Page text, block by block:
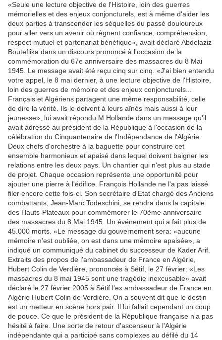
«Seule une lecture objective de l'Histoire, loin des guerres
mémorielles et des enjeux conjoncturels, est à même d'aider les
deux parties à transcender les séquelles du passé douloureux
pour aller vers un avenir où règnent confiance, compréhension,
respect mutuel et partenariat bénéfique», avait déclaré Abdelaziz
Bouteflika dans un discours prononcé à l'occasion de la
commémoration du 67e anniversaire des massacres du 8 Mai
1945. Le message avait été reçu cinq sur cinq. «J'ai bien entendu
votre appel, le 8 mai dernier, à une lecture objective de l'Histoire,
loin des guerres de mémoire et des enjeux conjoncturels...
Français et Algériens partagent une même responsabilité, celle
de dire la vérité. Ils le doivent à leurs aînés mais aussi à leur
jeunesse», lui avait répondu M.Hollande dans un message qu'il
avait adressé au président de la République à l'occasion de la
célébration du Cinquantenaire de l'Indépendance de l'Algérie.
Deux chefs d'orchestre à la baguette pour construire cet
ensemble harmonieux et apaisé dans lequel doivent baigner les
relations entre les deux pays. Un chantier qui n'est plus au stade
de projet. Chaque occasion représente une opportunité pour
ajouter une pierre à l'édifice. François Hollande ne l'a pas laissé
filer encore cette fois-ci. Son secrétaire d'Etat chargé des Anciens
combattants, Jean-Marc Todeschini, se rendra dans la capitale
des Hauts-Plateaux pour commémorer le 70ème anniversaire
des massacres du 8 Mai 1945. Un événement qui a fait plus de
45.000 morts. «Le message du gouvernement sera: «aucune
mémoire n'est oubliée, on est dans une mémoire apaisée», a
indiqué un communiqué du cabinet du successeur de Kader Arif.
Extraits des propos de l'ambassadeur de France en Algérie,
Hubert Colin de Verdière, prononcés à Sétif, le 27 février: «Les
massacres du 8 mai 1945 sont une tragédie inexcusable» avait
déclaré le 27 février 2005 à Sétif l'ex ambassadeur de France en
Algérie Hubert Colin de Verdière. On a souvent dit que le destin
est un metteur en scène hors pair. Il lui fallait cependant un coup
de pouce. Ce que le président de la République française n'a pas
hésité à faire. Une sorte de retour d'ascenseur à l'Algérie
indépendante qui a participé sans complexes au défilé du 14